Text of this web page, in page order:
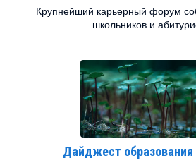
Крупнейший карьерный форум
школьников и
Дайджест